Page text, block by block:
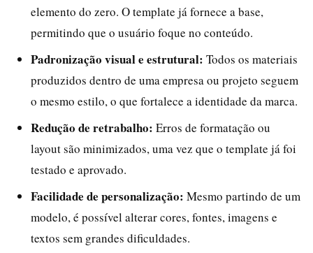
elemento do zero. O template já fornece a base,
permitindo que o usuário foque no conteúdo.
Padronização visual e estrutural: Todos os materiais
produzidos dentro de uma empresa ou projeto seguem
o mesmo estilo, o que fortalece a identidade da marca.
Redução de retrabalho: Erros de formatação ou
layout são minimizados, uma vez que o template já foi
testado e aprovado.
Facilidade de personalização: Mesmo partindo de um
modelo, é possível alterar cores, fontes, imagens e
textos sem grandes dificuldades.